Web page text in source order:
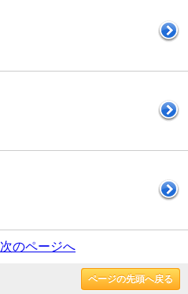
次のページへ
ページの先頭へ戻る